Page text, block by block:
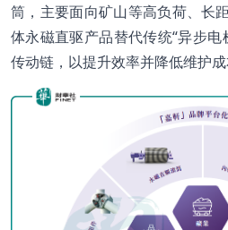
筒，主要面向矿山等高负荷、长
体永磁直驱产品替代传统“异步
传动链，以提升效率并降低维护成